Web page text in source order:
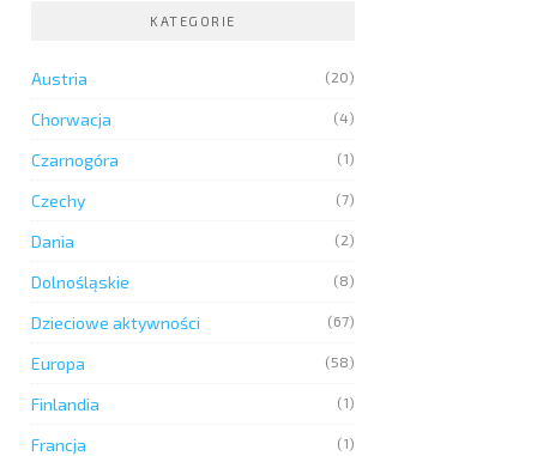
KATEGORIE
Austria (20)
Chorwacja (4)
Czarnogóra (1)
Czechy (7)
Dania (2)
Dolnośląskie (8)
Dzieciowe aktywności (67)
Europa (58)
Finlandia (1)
Francja (1)